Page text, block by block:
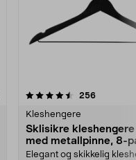
256
Kleshengere
Sklisikre
med metallpinne, 8-
Elegant og skikkelig
4.5av 5 stjerner